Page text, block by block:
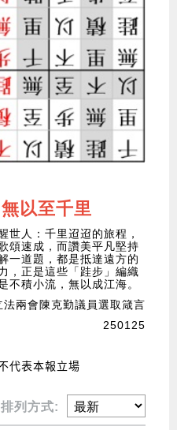
以至千里
世人：千里迢迢的旅程，
頌速成，而讚美平凡堅持
道題，都是抵達遠方的
，正是這些「跬步」編織
不積小流，無以成江海。
法兩會陳克勤議員選取箴言
250125
代表本報立場
排列方式: